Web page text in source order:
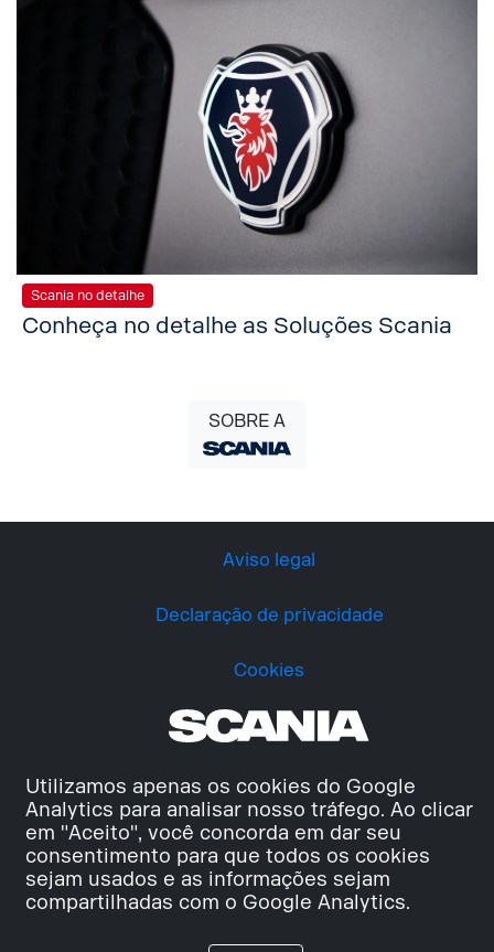
Utilizamos apenas os cookies do Google
Analytics para analisar nosso tráfego. Ao clicar
em "Aceito", você concorda em dar seu
consentimento para que todos os cookies
sejam usados e as informações sejam
compartilhadas com o Google Analytics.
Scania no detalhe
Conheça no detalhe as Soluções Scania
SOBRE A
Aviso legal
Declaração de privacidade
Cookies